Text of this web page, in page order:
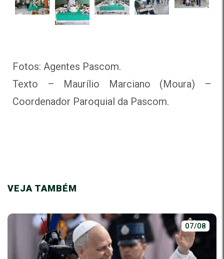
Fotos: Agentes Pascom.
Texto – Maurílio Marciano (Moura) –
Coordenador Paroquial da Pascom.
VEJA TAMBÉM
07/08